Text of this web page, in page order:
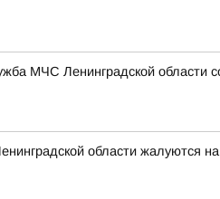
МЧС Ленинградской области
области жалуются